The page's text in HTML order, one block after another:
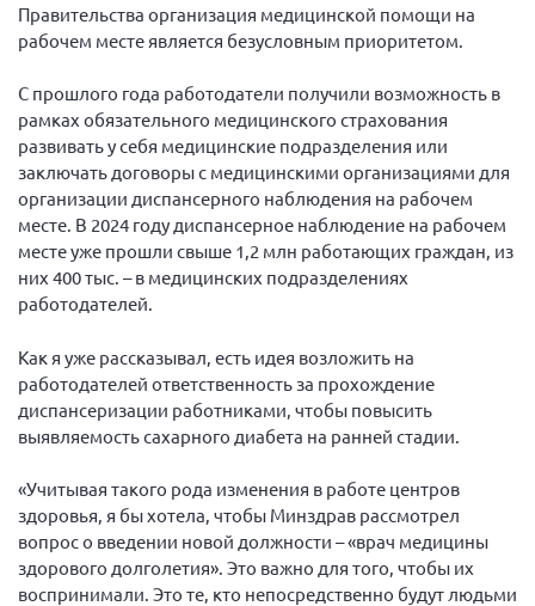
Первый съезд
Второй съезд
Третий съезд
Четвертый съезд
Пятый съезд
Шестой съезд
ОФ «Фонд содействия больным рассеянным
склерозом»
Новости: Казахстан
Письма и официальные ответы
Нормативно-правовые документы
Методическая литература для НКО
Исследования, аналитика, мнения
Всероссийская онлайн конференция
"Рассеянный склероз. XX лет работы
ОООИБРС" (25-29.08.2020)
Правительства организация медицинской помощи на
рабочем месте является безусловным приоритетом.
С прошлого года работодатели получили возможность в
рамках обязательного медицинского страхования
развивать у себя медицинские подразделения или
заключать договоры с медицинскими организациями для
организации диспансерного наблюдения на рабочем
месте. В 2024 году диспансерное наблюдение на рабочем
месте уже прошли свыше 1,2 млн работающих граждан, из
них 400 тыс. – в медицинских подразделениях
работодателей.
Как я уже рассказывал, есть идея возложить на
работодателей ответственность за прохождение
диспансеризации работниками, чтобы повысить
выявляемость сахарного диабета на ранней стадии.
«Учитывая такого рода изменения в работе центров
здоровья, я бы хотела, чтобы Минздрав рассмотрел
вопрос о введении новой должности – «врач медицины
здорового долголетия». Это важно для того, чтобы их
воспринимали. Это те, кто непосредственно будут людьми